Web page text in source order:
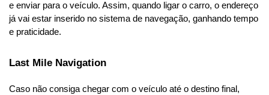
e enviar para o veículo. Assim, quando ligar o carro, o endereço
já vai estar inserido no sistema de navegação, ganhando tempo
e praticidade.
Last Mile Navigation
Caso não consiga chegar com o veículo até o destino final,